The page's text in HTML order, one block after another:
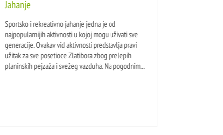
Jahanje
Sportsko i rekreativno jahanje jedna je od
najpopularnijih aktivnosti u kojoj mogu uživati sve
generacije. Ovakav vid aktivnosti predstavlja pravi
užitak za sve posetioce Zlatibora zbog prelepih
planinskih pejzaža i svežeg vazduha. Na pogodnim...